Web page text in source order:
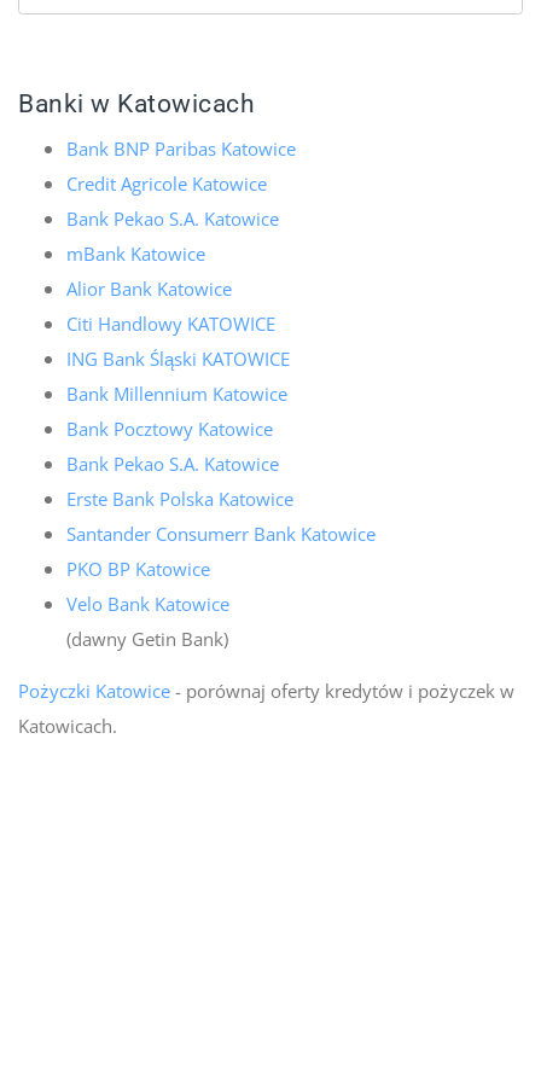
Banki w Katowicach
Bank BNP Paribas Katowice
Credit Agricole Katowice
Bank Pekao S.A. Katowice
mBank Katowice
Alior Bank Katowice
Citi Handlowy KATOWICE
ING Bank Śląski KATOWICE
Bank Millennium Katowice
Bank Pocztowy Katowice
Bank Pekao S.A. Katowice
Erste Bank Polska Katowice
Santander Consumerr Bank Katowice
PKO BP Katowice
Velo Bank Katowice
(dawny Getin Bank)
Pożyczki Katowice- porównaj oferty kredytów i pożyczek w
Katowicach.